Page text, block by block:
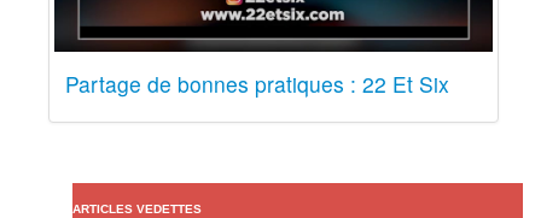
Partage de bonnes pratiques : 22 Et Six
ARTICLES VEDETTES